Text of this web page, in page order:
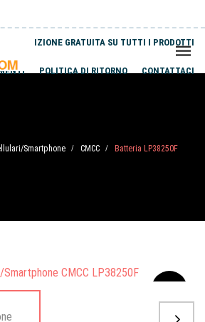
SPEDIZIONE GRATUITA SU TUTTI I PRODOTTI
POLITICA DI RITORNO CONTATTACI
Smartphone / CMCC / Batteria LP38250F